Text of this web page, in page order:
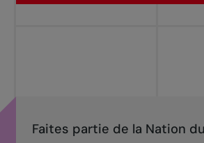
Faites partie de la Nation